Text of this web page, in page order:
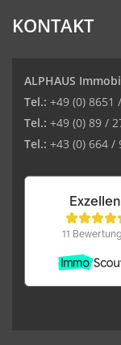
KONTAKT
ALPHAUS
Tel.: +49 (0) 8651
Tel.: +49 (0) 89 /
Tel.: +43 (0) 664 /